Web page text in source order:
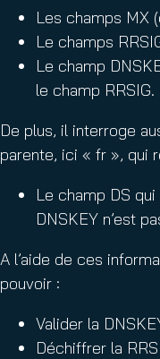
Les champs MX
Le champs
Le champ
le champ RRSIG.
De plus, il interroge
parente, ici « fr », qui
Le champ DS
DNSKEY n’est
A l’aide de ces
pouvoir :
Valider la
Déchiffrer la